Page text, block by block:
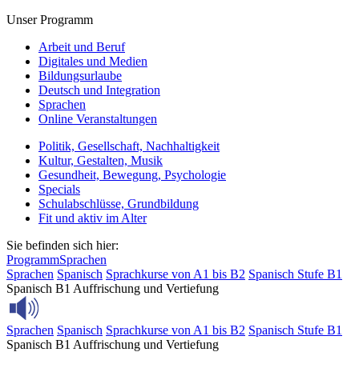
Unser Programm
Arbeit und Beruf
Digitales und Medien
Bildungsurlaube
Deutsch und Integration
Sprachen
Online Veranstaltungen
Politik, Gesellschaft, Nachhaltigkeit
Kultur, Gestalten, Musik
Gesundheit, Bewegung, Psychologie
Specials
Schulabschlüsse, Grundbildung
Fit und aktiv im Alter
Sie befinden sich hier:
ProgrammSprachen
Sprachen Spanisch Sprachkurse von A1 bis B2 Spanisch Stufe B1
Spanisch B1 Auffrischung und Vertiefung
Sprachen Spanisch Sprachkurse von A1 bis B2 Spanisch Stufe B1
Spanisch B1 Auffrischung und Vertiefung